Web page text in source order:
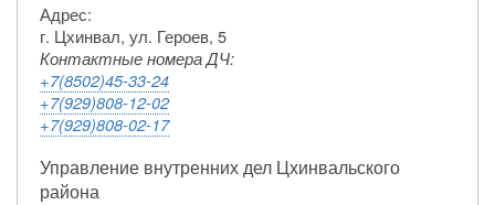
Адрес:
г. Цхинвал, ул. Героев, 5
Контактные номера ДЧ:
+7(8502)45-33-24
+7(929)808-12-02
+7(929)808-02-17
Управление внутренних дел Цхинвальского
района